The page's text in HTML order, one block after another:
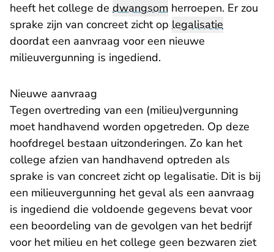
heeft het college de dwangsom herroepen. Er zou
sprake zijn van concreet zicht op legalisatie
doordat een aanvraag voor een nieuwe
milieuvergunning is ingediend.
Nieuwe aanvraag
Tegen overtreding van een (milieu)vergunning
moet handhavend worden opgetreden. Op deze
hoofdregel bestaan uitzonderingen. Zo kan het
college afzien van handhavend optreden als
sprake is van concreet zicht op legalisatie. Dit is bij
een milieuvergunning het geval als een aanvraag
is ingediend die voldoende gegevens bevat voor
een beoordeling van de gevolgen van het bedrijf
voor het milieu en het college geen bezwaren ziet